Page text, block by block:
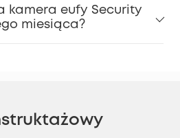
kamera eufy Security
miesiąca?